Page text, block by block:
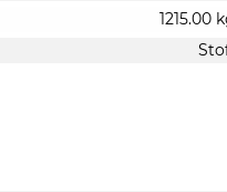
1215.00